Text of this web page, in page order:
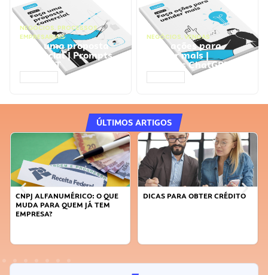
NEGÓCIOS, PROCESSOS
EMPRESARIAIS
Faça uma proposta
comercial | Prompts
ChatGPT
NEGÓCIOS, VENDAS
Faça ações para
vender mais |
Prompts ChatGPT
ÚLTIMOS ARTIGOS
DICAS PARA OBTER CRÉDITO
FAÇA A DIFERENÇA: SEJA